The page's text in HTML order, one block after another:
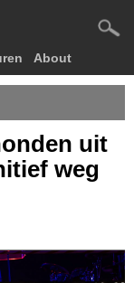
About
uit
weg